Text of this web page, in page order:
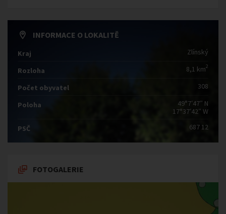
INFORMACE O LOKALITĚ
Kraj Zlínský
Rozloha 8,1 km2
Počet obyvatel 308
Poloha
49°7′47″ N
17°37′42″ W
PSČ
687 12
FOTOGALERIE